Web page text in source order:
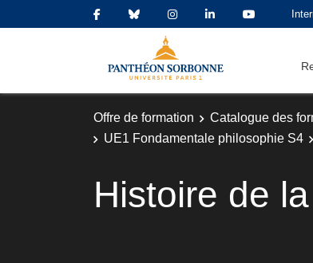
Offre de formation Catalogue des
UE1 Fondamentale philosophie S4
Histoire de